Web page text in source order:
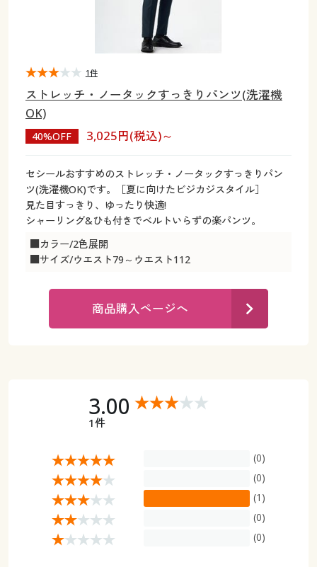
カーテン・ラグ・ファブリック
大きいサイズ レディース服
大きいサイズ レディース下着
大きいサイズ メンズ
大きいサイズ 事務・制服
カタログ
デジタルカタログ
会員メニュー
よくある質問とお問い合わせ
大きいサイズ レディース下着
大きいサイズ メンズ
大きいサイズ 事務・制服
カタログ
カタログ・チラシからのご注文
デジタルカタログ
カタログ無料プレゼント
会員メニュー
マイページ
閲覧履歴
お気に入り
ストレッチ・ノータックすっきりパンツ(洗濯機
OK)
40%OFF 3,025円(税込)～
セシールおすすめのストレッチ・ノータックすっきりパン
ツ(洗濯機OK)です。［夏に向けたビジカジスタイル］
見た目すっきり、ゆったり快適!
シャーリング&ひも付きでベルトいらずの楽パンツ。
■カラー/2色展開
■サイズ/ウエスト79～ウエスト112
1件
商品購入ページへ
3.00
1件
(0)
(0)
(1)
(0)
(0)